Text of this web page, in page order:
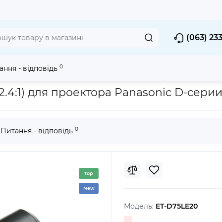
(063)
- відповідь 0
Об'єктиви для 3 х Chip DLP
для проектора Panasonic D-
Питання - відповідь 0
Top
New
Модель: ET-D75LE20